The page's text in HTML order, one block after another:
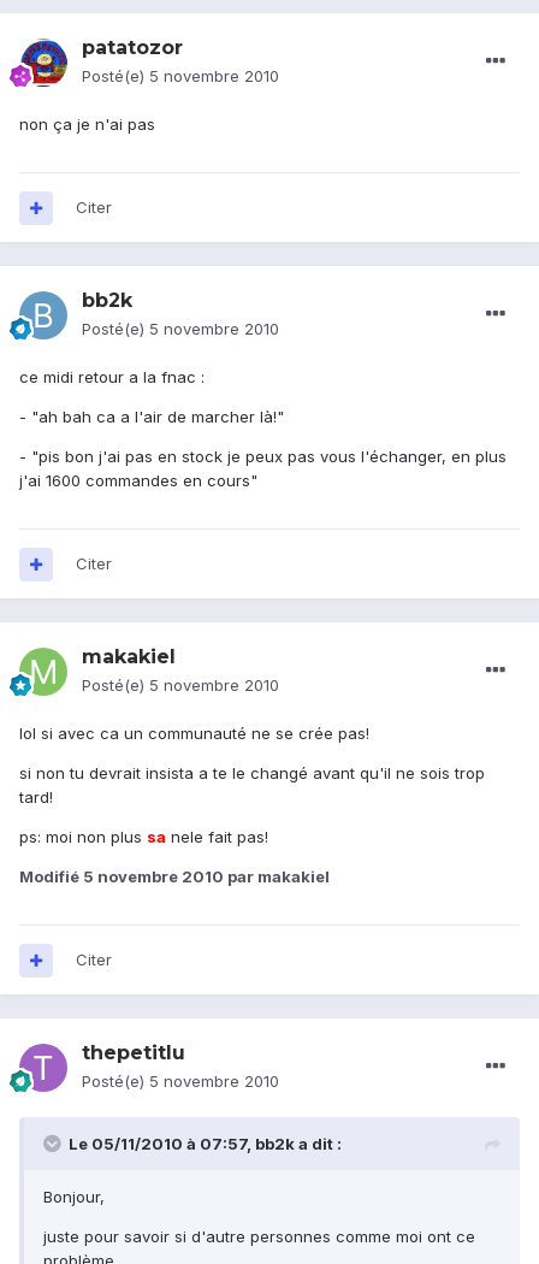
patatozor
Posté(e) 5 novembre 2010
non ça je n'ai pas
Citer
bb2k
Posté(e) 5 novembre 2010
ce midi retour a la fnac :
- "ah bah ca a l'air de marcher là!"
- "pis bon j'ai pas en stock je peux pas vous l'échanger, en plus
j'ai 1600 commandes en cours"
Citer
makakiel
Posté(e) 5 novembre 2010
lol si avec ca un communauté ne se crée pas!
si non tu devrait insista a te le changé avant qu'il ne sois trop
tard!
ps: moi non plus sa nele fait pas!
Modifié 5 novembre 2010 par makakiel
Citer
thepetitlu
Posté(e) 5 novembre 2010
Le 05/11/2010 à 07:57, bb2k a dit :
Bonjour,
juste pour savoir si d'autre personnes comme moi ont ce